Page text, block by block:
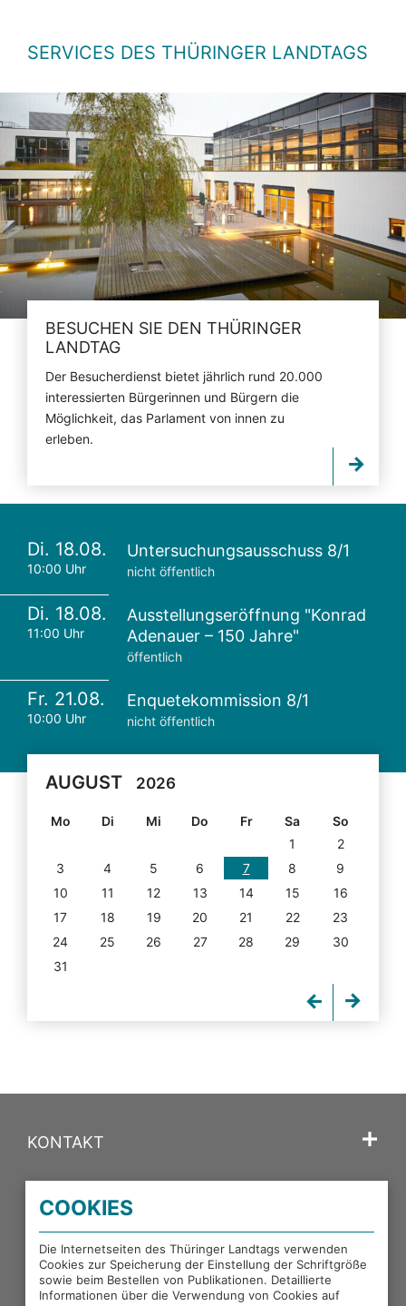
SERVICES DES THÜRINGER LANDTAGS
BESUCHEN SIE DEN THÜRINGER
LANDTAG
Der Besucherdienst bietet jährlich rund 20.000
interessierten Bürgerinnen und Bürgern die
Möglichkeit, das Parlament von innen zu
erleben.
Di. 18.08.
10:00 Uhr
Untersuchungsausschuss 8/1
nicht öffentlich
Di. 18.08.
11:00 Uhr
Ausstellungseröffnung "Konrad
Adenauer – 150 Jahre"
öffentlich
Fr. 21.08.
10:00 Uhr
Enquetekommission 8/1
nicht öffentlich
AUGUST 2026
Mo Di Mi Do Fr Sa
So
1
2
3
4 5 6 7 8
9
10
11 12 13 14 15
16
17
18 19 20 21 22
23
24
25 26 27 28 29
30
31
KONTAKT
PORTALE DES THÜRINGER LANDTAGS
EXTERNE LINKS
COOKIES
Die Internetseiten des Thüringer Landtags verwenden
Cookies zur Speicherung der Einstellung der Schriftgröße
sowie beim Bestellen von Publikationen. Detaillierte
Informationen über die Verwendung von Cookies auf